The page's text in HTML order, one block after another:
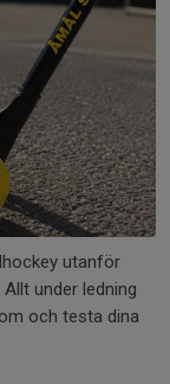
utanför
under ledning
och testa dina